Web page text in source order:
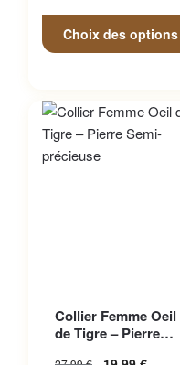
Choix des options
Collier Femme Oeil
de Tigre – Pierre